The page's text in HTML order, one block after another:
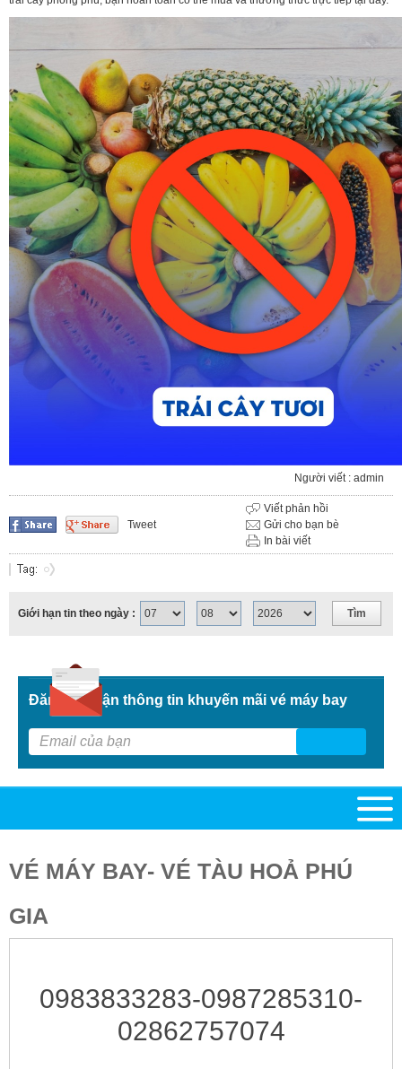
Người viết : admin
Tweet
Viết phản hồi
Gửi cho bạn bè
In bài viết
Giới hạn tin theo ngày :
Đăng kí nhận thông tin khuyến mãi vé máy bay
VÉ MÁY BAY- VÉ TÀU HOẢ PHÚ
GIA
0983833283-0987285310-
02862757074